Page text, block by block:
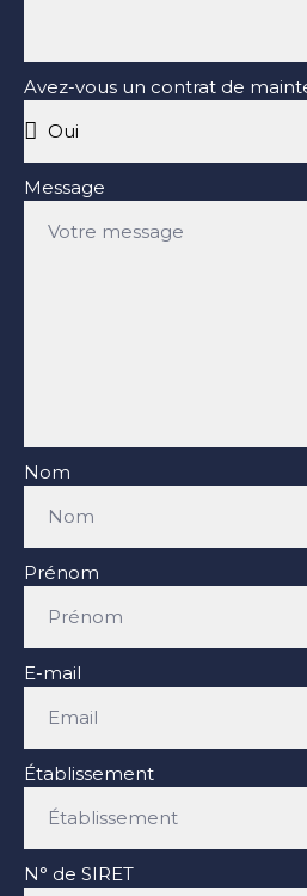
Avez-vous un contrat de
Message
Nom
Prénom
E-mail
Établissement
N° de SIRET